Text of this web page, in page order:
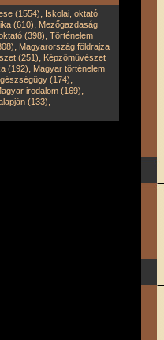
(1554), Iskolai, oktató
(610), Mezőgazdaság
(398), Történelem
, Magyarország földrajza
(251), Képzőművészet
(192), Magyar történelem
(174),
irodalom (169),
(133),